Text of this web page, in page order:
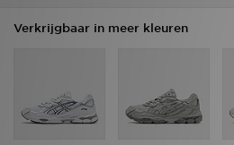
Verkrijgbaar in meer kleuren